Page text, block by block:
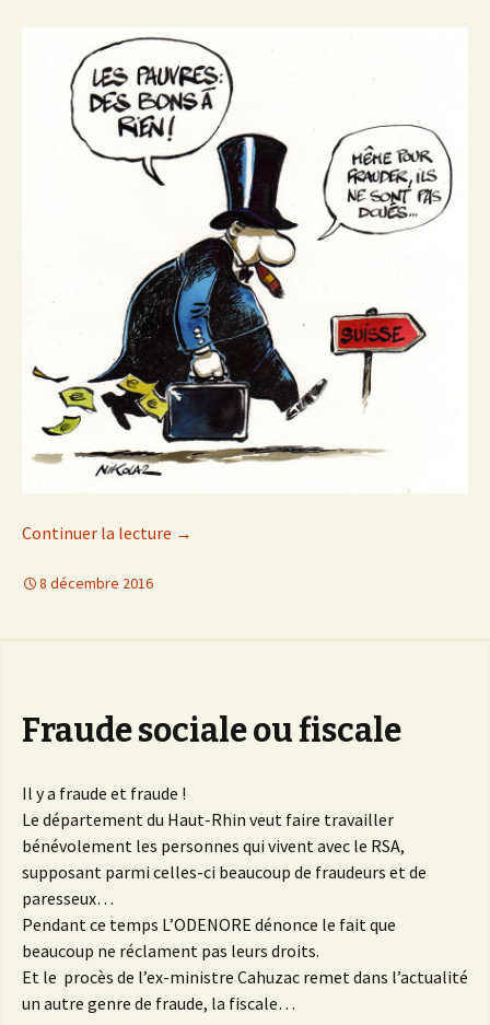
Continuer la lecture de
→
8 décembre 2016
Fraude sociale ou fiscale
Il y a fraude et fraude !
Le département du Haut-Rhin veut faire travailler
bénévolement les personnes qui vivent avec le RSA,
supposant parmi celles-ci beaucoup de fraudeurs et de
paresseux…
Pendant ce temps L’ODENORE dénonce le fait que
beaucoup ne réclament pas leurs droits.
Et le procès de l’ex-ministre Cahuzac remet dans l’actualité
un autre genre de fraude, la fiscale…